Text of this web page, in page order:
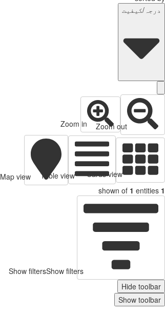
درجہ/کیفیت
Zoom out
Zoom in
Cards view
Table view
Map view
1
shown of 1 entities
Show filtersShow filters
Hide toolbar
Show toolbar